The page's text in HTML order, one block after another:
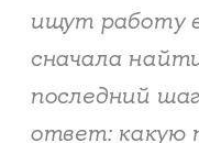
ищут работу
сначала
последний
ответ: какую